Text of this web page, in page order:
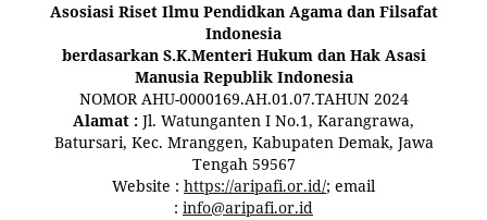
Asosiasi Riset Ilmu Pendidkan Agama dan Filsafat
Indonesia
berdasarkan S.K.Menteri Hukum dan Hak Asasi
Manusia Republik Indonesia
NOMOR AHU-0000169.AH.01.07.TAHUN 2024
Alamat : Jl. Watunganten I No.1, Karangrawa,
Batursari, Kec. Mranggen, Kabupaten Demak, Jawa
Tengah 59567
Website : https://aripafi.or.id/; email
: info@aripafi.or.id